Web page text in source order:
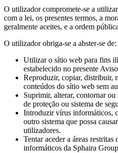
O utilizador compromete-se a
com a lei, os presentes termos, a
geralmente aceites, e a ordem
O utilizador obriga-se a abster-se de:
Utilizar o sítio web para fins
estabelecido no presente
Reproduzir, copiar, distribuir,
conteúdos do sítio web sem
Suprimir, alterar, contornar
de proteção ou sistema de
Introduzir vírus informáticos,
outro sistema que possa
utilizadores.
Tentar aceder a áreas
informáticos da Sphaira